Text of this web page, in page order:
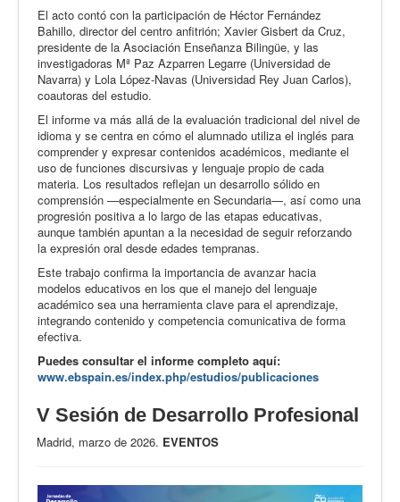
El acto contó con la participación de Héctor Fernández
Bahillo, director del centro anfitrión; Xavier Gisbert da Cruz,
presidente de la Asociación Enseñanza Bilingüe, y las
investigadoras Mª Paz Azparren Legarre (Universidad de
Navarra) y Lola López-Navas (Universidad Rey Juan Carlos),
coautoras del estudio.
El informe va más allá de la evaluación tradicional del nivel de
idioma y se centra en cómo el alumnado utiliza el inglés para
comprender y expresar contenidos académicos, mediante el
uso de funciones discursivas y lenguaje propio de cada
materia. Los resultados reflejan un desarrollo sólido en
comprensión —especialmente en Secundaria—, así como una
progresión positiva a lo largo de las etapas educativas,
aunque también apuntan a la necesidad de seguir reforzando
la expresión oral desde edades tempranas.
Este trabajo confirma la importancia de avanzar hacia
modelos educativos en los que el manejo del lenguaje
académico sea una herramienta clave para el aprendizaje,
integrando contenido y competencia comunicativa de forma
efectiva.
Puedes consultar el informe completo aquí:
www.ebspain.es/index.php/estudios/publicaciones
V Sesión de Desarrollo Profesional
Madrid, marzo de 2026. EVENTOS